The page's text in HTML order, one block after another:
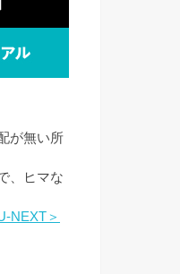
が無い所
、ヒマな
NEXT＞